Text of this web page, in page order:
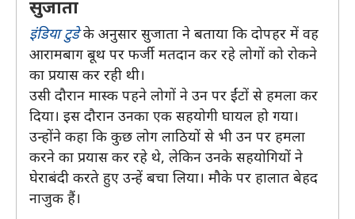
सुजाता
इंडिया टुडेके अनुसार सुजाता ने बताया कि दोपहर में वह
आरामबाग बूथ पर फर्जी मतदान कर रहे लोगों को रोकने
का प्रयास कर रही थी।
उसी दौरान मास्क पहने लोगों ने उन पर ईंटों से हमला कर
दिया। इस दौरान उनका एक सहयोगी घायल हो गया।
उन्होंने कहा कि कुछ लोग लाठियों से भी उन पर हमला
करने का प्रयास कर रहे थे, लेकिन उनके सहयोगियों ने
घेराबंदी करते हुए उन्हें बचा लिया। मौके पर हालात बेहद
नाजुक हैं।